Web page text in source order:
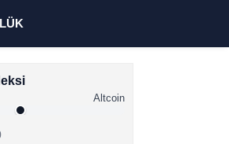
Altcoin